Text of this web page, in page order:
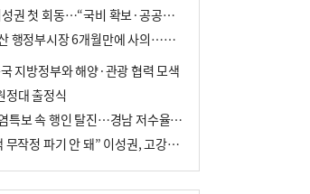
전재수·이성권 첫 회동…“국비 확보·공공기관 이전 협력”
김경덕 부산 행정부시장 6개월만에 사의…후임 인선 촉각
지방정부와 해양·관광 협력 모색
정대 출정식
열흘째 폭염특보 속 행인 탈진…경남 저수율 평년의 절반
“전임 정책 무작정 파기 안 돼” 이성권, 고강도 ‘전재수 견제’ 예고